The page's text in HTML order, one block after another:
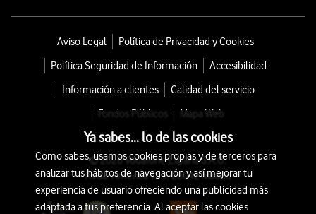
Aviso Legal
Política de Privacidad y Cookies
Política Seguridad de Información
Accesibilidad
Información a clientes
Calidad del servicio
Fondos Públicos
Mapa Web
© 2026 Vodafone España S.A.U.
Avda. América 115, 28042 Madrid
Ya sabes... lo de las cookies
Como sabes, usamos cookies propias y de terceros para
analizar tus hábitos de navegación y así mejorar tu
experiencia de usuario ofreciendo una publicidad más
adaptada a tus preferencia. Al aceptar las cookies